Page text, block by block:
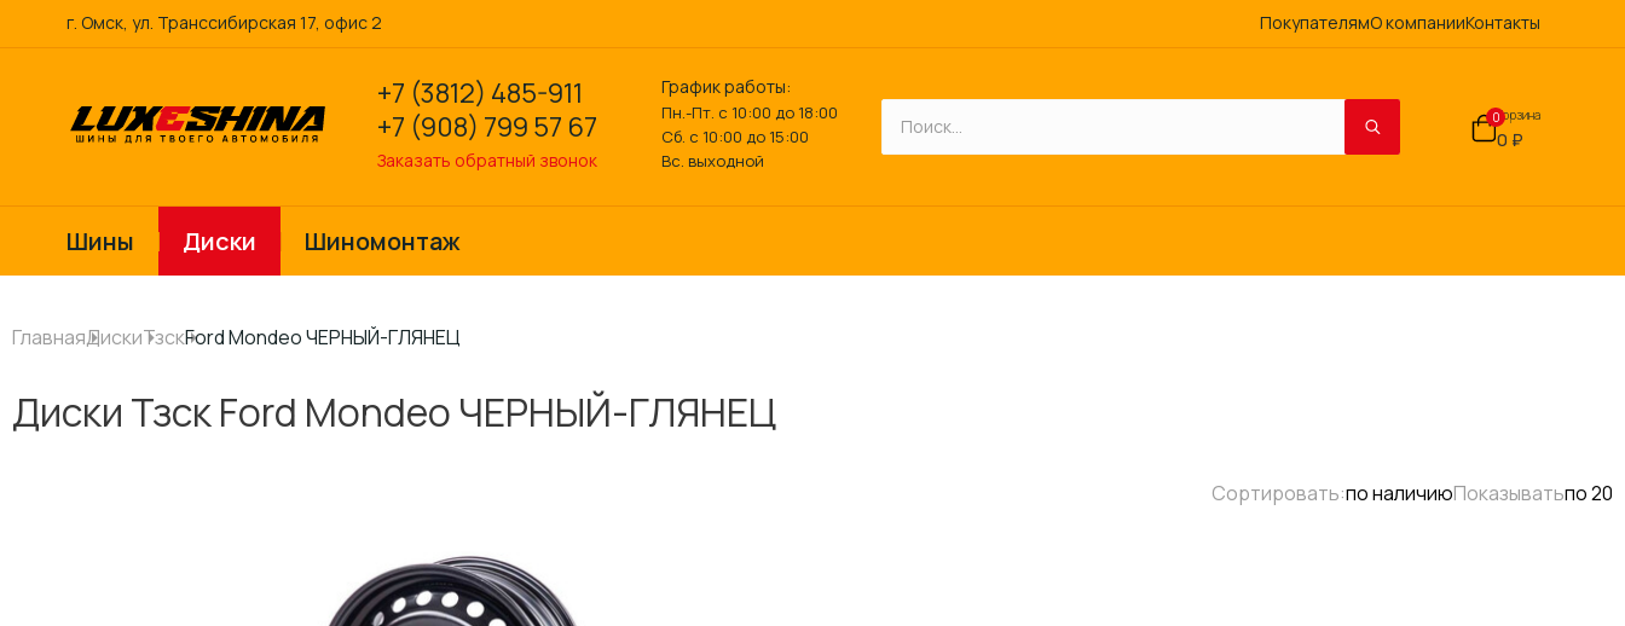
г. Омск, ул. Транссибирская 17, офис 2 ПокупателямО компанииКонтакты
+7 (3812) 485-911
+7 (908) 799 57 67
Заказать обратный звонок
График работы:
Пн.-Пт. с 10:00 до 18:00
Сб. с 10:00 до 15:00
Вс. выходной
0Корзина
0 ₽
Шины Диски Шиномонтаж
ГлавнаяДискиТзскFord Mondeo ЧЕРНЫЙ-ГЛЯНЕЦ
Диски Тзск Ford Mondeo ЧЕРНЫЙ-ГЛЯНЕЦ
Сортировать:по наличиюПоказыватьпо 20